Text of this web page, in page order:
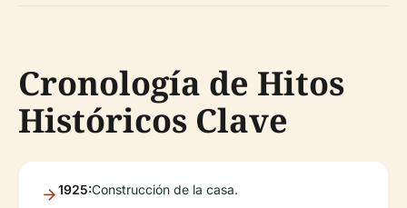
Cronología de Hitos
Históricos Clave
1925:Construcción de la casa.